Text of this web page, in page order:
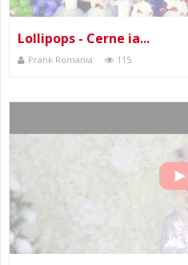
Lollipops - Cerne ia...
Prank Romania 115